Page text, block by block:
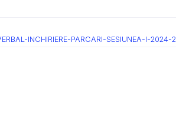
INCHIRIERE-PARCARI-SESIUNEA-I-2024-2